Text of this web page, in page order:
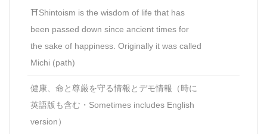
⛩Shintoism is the wisdom of life that has
been passed down since ancient times for
the sake of happiness. Originally it was called
Michi (path)
健康、命と尊厳を守る情報とデモ情報（時に
英語版も含む・Sometimes includes English
version）